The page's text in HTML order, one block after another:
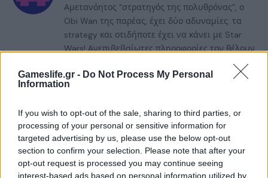
Gameslife.gr - Do Not Process My Personal
Information
If you wish to opt-out of the sale, sharing to third parties, or
processing of your personal or sensitive information for
targeted advertising by us, please use the below opt-out
section to confirm your selection. Please note that after your
opt-out request is processed you may continue seeing
interest-based ads based on personal information utilized by
Αμετανόητος “στρατηγός της πολυθρόνας”, ο
Obi Wan της παρέας, έχει δύο αδυναμίες: τα
strategy και οτιδήποτε έχει να κάνει με Star
Wars! Ανεπιβεβαίωτες πληροφορίες τον θέλουν
όμως να ξεφαντώνει με καραόκε και SingStar
κάθε είδους. Τον τελευταίο καιρό μάχεται στις
διαδικτυακές αρένες του StarCraft 2,
κατηγορία...
RELATED POSTS